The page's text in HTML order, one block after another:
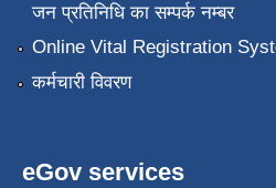
जन प्रतिनिधि का सम्पर्क नम्बर
Online Vital Registration
कर्मचारी विवरण
eGov services